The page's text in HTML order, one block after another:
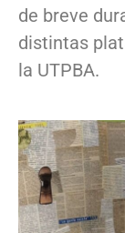
de breve
distintas
la UTPBA.